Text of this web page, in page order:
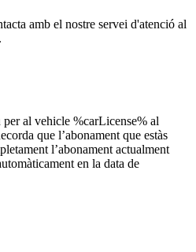
amb el nostre servei d'atenció al
al vehicle %carLicense% al
que l’abonament que estàs
l’abonament actualment
en la data de